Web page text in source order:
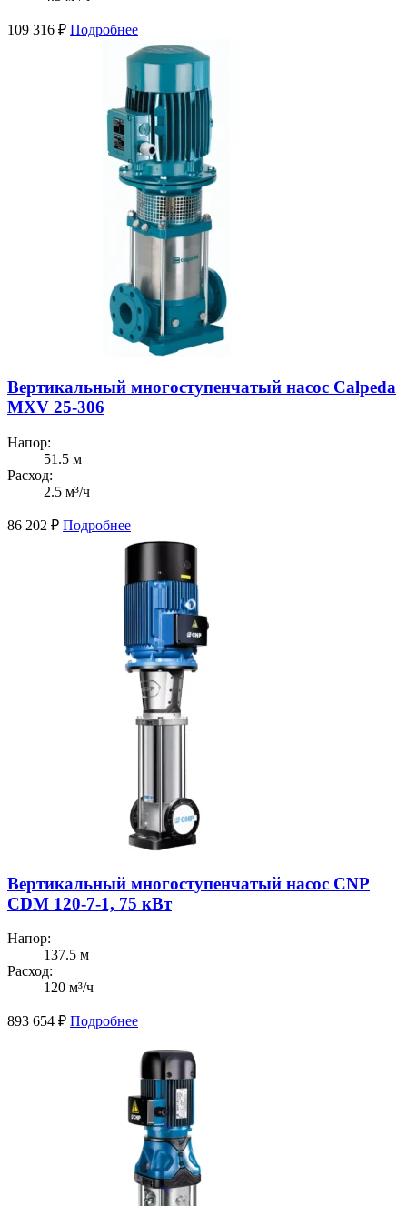
109 316 ₽ Подробнее
Вертикальный многоступенчатый насос Calpeda
MXV 25-306
Напор:
51.5 м
Расход:
2.5 м³/ч
86 202 ₽ Подробнее
Вертикальный многоступенчатый насос CNP
CDM 120-7-1, 75 кВт
Напор:
137.5 м
Расход:
120 м³/ч
893 654 ₽ Подробнее